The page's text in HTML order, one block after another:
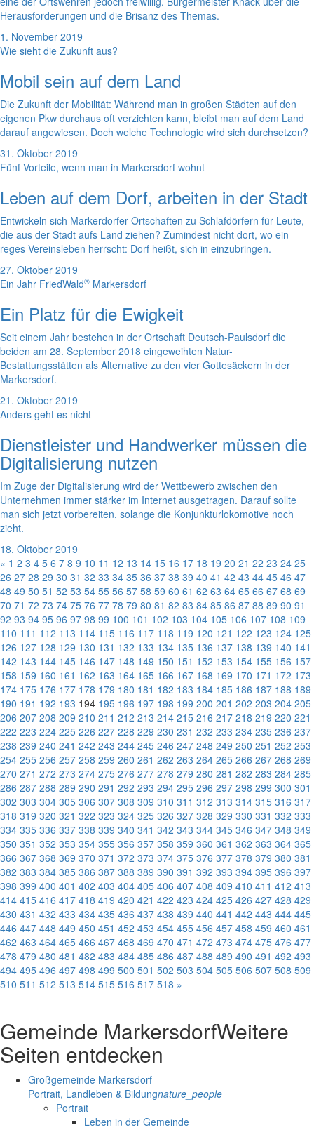
Herausforderungen und die Brisanz des Themas.
1. November 2019
Wie sieht die Zukunft aus?
Mobil sein auf dem Land
Die Zukunft der Mobilität: Während man in großen Städten auf den
eigenen Pkw durchaus oft verzichten kann, bleibt man auf dem Land
darauf angewiesen. Doch welche Technologie wird sich durchsetzen?
31. Oktober 2019
Fünf Vorteile, wenn man in Markersdorf wohnt
Leben auf dem Dorf, arbeiten in der Stadt
Entwickeln sich Markerdorfer Ortschaften zu Schlafdörfern für Leute,
die aus der Stadt aufs Land ziehen? Zumindest nicht dort, wo ein
reges Vereinsleben herrscht: Dorf heißt, sich in einzubringen.
27. Oktober 2019
Ein Jahr FriedWald® Markersdorf
Ein Platz für die Ewigkeit
Seit einem Jahr bestehen in der Ortschaft Deutsch-Paulsdorf die
beiden am 28. September 2018 eingeweihten Natur-
Bestattungsstätten als Alternative zu den vier Gottesäckern in der
Markersdorf.
21. Oktober 2019
Anders geht es nicht
Dienstleister und Handwerker müssen die
Digitalisierung nutzen
Im Zuge der Digitalisierung wird der Wettbewerb zwischen den
Unternehmen immer stärker im Internet ausgetragen. Darauf sollte
man sich jetzt vorbereiten, solange die Konjunkturlokomotive noch
zieht.
18. Oktober 2019
« 1 2 3 4 5 6 7 8 9 10 11 12 13 14 15 16 17 18 19 20 21 22 23 24 25
26 27 28 29 30 31 32 33 34 35 36 37 38 39 40 41 42 43 44 45 46 47
48 49 50 51 52 53 54 55 56 57 58 59 60 61 62 63 64 65 66 67 68 69
70 71 72 73 74 75 76 77 78 79 80 81 82 83 84 85 86 87 88 89 90 91
92 93 94 95 96 97 98 99 100 101 102 103 104 105 106 107 108 109
110 111 112 113 114 115 116 117 118 119 120 121 122 123 124 125
126 127 128 129 130 131 132 133 134 135 136 137 138 139 140 141
142 143 144 145 146 147 148 149 150 151 152 153 154 155 156 157
158 159 160 161 162 163 164 165 166 167 168 169 170 171 172 173
174 175 176 177 178 179 180 181 182 183 184 185 186 187 188 189
190 191 192 193 194 195 196 197 198 199 200 201 202 203 204 205
206 207 208 209 210 211 212 213 214 215 216 217 218 219 220 221
222 223 224 225 226 227 228 229 230 231 232 233 234 235 236 237
238 239 240 241 242 243 244 245 246 247 248 249 250 251 252 253
254 255 256 257 258 259 260 261 262 263 264 265 266 267 268 269
270 271 272 273 274 275 276 277 278 279 280 281 282 283 284 285
286 287 288 289 290 291 292 293 294 295 296 297 298 299 300 301
302 303 304 305 306 307 308 309 310 311 312 313 314 315 316 317
318 319 320 321 322 323 324 325 326 327 328 329 330 331 332 333
334 335 336 337 338 339 340 341 342 343 344 345 346 347 348 349
350 351 352 353 354 355 356 357 358 359 360 361 362 363 364 365
366 367 368 369 370 371 372 373 374 375 376 377 378 379 380 381
382 383 384 385 386 387 388 389 390 391 392 393 394 395 396 397
398 399 400 401 402 403 404 405 406 407 408 409 410 411 412 413
414 415 416 417 418 419 420 421 422 423 424 425 426 427 428 429
430 431 432 433 434 435 436 437 438 439 440 441 442 443 444 445
446 447 448 449 450 451 452 453 454 455 456 457 458 459 460 461
462 463 464 465 466 467 468 469 470 471 472 473 474 475 476 477
478 479 480 481 482 483 484 485 486 487 488 489 490 491 492 493
494 495 496 497 498 499 500 501 502 503 504 505 506 507 508 509
510 511 512 513 514 515 516 517 518 »
Gemeinde MarkersdorfWeitere
Seiten entdecken
Großgemeinde Markersdorf
Portrait, Landleben & Bildungnature_people
Portrait
Leben in der Gemeinde